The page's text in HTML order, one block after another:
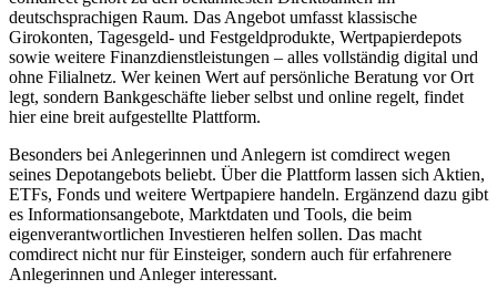
deutschsprachigen Raum. Das Angebot umfasst klassische
Girokonten, Tagesgeld- und Festgeldprodukte, Wertpapierdepots
sowie weitere Finanzdienstleistungen – alles vollständig digital und
ohne Filialnetz. Wer keinen Wert auf persönliche Beratung vor Ort
legt, sondern Bankgeschäfte lieber selbst und online regelt, findet
hier eine breit aufgestellte Plattform.
Besonders bei Anlegerinnen und Anlegern ist comdirect wegen
seines Depotangebots beliebt. Über die Plattform lassen sich Aktien,
ETFs, Fonds und weitere Wertpapiere handeln. Ergänzend dazu gibt
es Informationsangebote, Marktdaten und Tools, die beim
eigenverantwortlichen Investieren helfen sollen. Das macht
comdirect nicht nur für Einsteiger, sondern auch für erfahrenere
Anlegerinnen und Anleger interessant.